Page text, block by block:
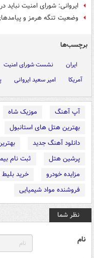
ایروانی: شورای امنیت نباید
وضعیت تنگه هرمز و
برچسب‌ها
ایران نشست شورای امنیت
آمریکا
امیر سعید ایروانی
آپ آهنگ موزیک شاه
بهترین هتل های استانبول
دانلود آهنگ جدید
پرشین هتل
ثبت نام
مزایده خودرو
خرید
فروشنده مواد شیمیایی
نظر شما
نام